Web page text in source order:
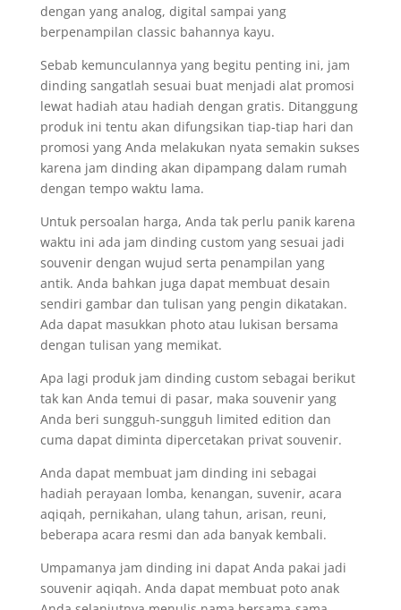
dengan yang analog, digital sampai yang
berpenampilan classic bahannya kayu.
Sebab kemunculannya yang begitu penting ini, jam
dinding sangatlah sesuai buat menjadi alat promosi
lewat hadiah atau hadiah dengan gratis. Ditanggung
produk ini tentu akan difungsikan tiap-tiap hari dan
promosi yang Anda melakukan nyata semakin sukses
karena jam dinding akan dipampang dalam rumah
dengan tempo waktu lama.
Untuk persoalan harga, Anda tak perlu panik karena
waktu ini ada jam dinding custom yang sesuai jadi
souvenir dengan wujud serta penampilan yang
antik. Anda bahkan juga dapat membuat desain
sendiri gambar dan tulisan yang pengin dikatakan.
Ada dapat masukkan photo atau lukisan bersama
dengan tulisan yang memikat.
Apa lagi produk jam dinding custom sebagai berikut
tak kan Anda temui di pasar, maka souvenir yang
Anda beri sungguh-sungguh limited edition dan
cuma dapat diminta dipercetakan privat souvenir.
Anda dapat membuat jam dinding ini sebagai
hadiah perayaan lomba, kenangan, suvenir, acara
aqiqah, pernikahan, ulang tahun, arisan, reuni,
beberapa acara resmi dan ada banyak kembali.
Umpamanya jam dinding ini dapat Anda pakai jadi
souvenir aqiqah. Anda dapat membuat poto anak